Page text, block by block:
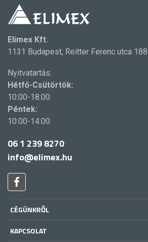
Elimex Kft.
1131 Budapest, Reitter Ferenc utca 188.
Nyitvatartás:
Hétfő-Csütörtök:
10:00-18:00
Péntek:
10:00-14:00
06 1 239 8270
info@elimex.hu
CÉGÜNKRŐL
KAPCSOLAT